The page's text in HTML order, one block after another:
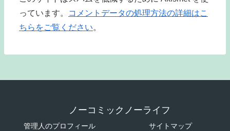
っています。
コメントデータの処理方法の詳細はこ
ちらをご覧ください。
ノーコミックノーライフ
管理人のプロフィール サイトマップ